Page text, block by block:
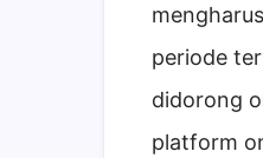
periode
didorong
platform